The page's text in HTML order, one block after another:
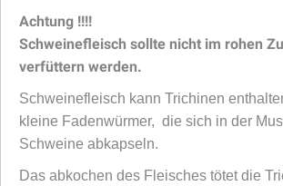
Achtung !!!!
Schweinefleisch sollte nicht im rohen
verfüttern werden.
Schweinefleisch kann Trichinen
kleine Fadenwürmer, die sich in der
Schweine abkapseln.
Das abkochen des Fleisches tötet die